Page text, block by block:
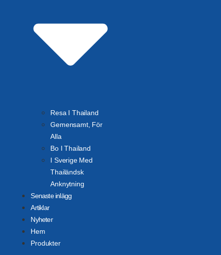
Resa I Thailand
Gemensamt, För
Alla
Bo I Thailand
I Sverige Med
Thailändsk
Anknytning
Senaste inlägg
Artiklar
Nyheter
Hem
Produkter